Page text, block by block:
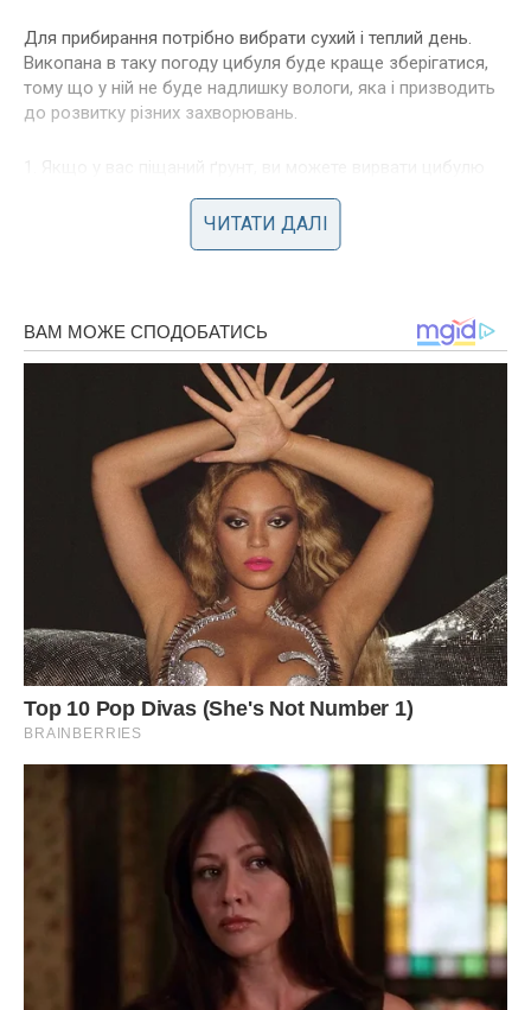
Для прибирання потрібно вибрати сухий і теплий день.
Викопана в таку погоду цибуля буде краще зберігатися,
тому що у ній не буде надлишку вологи, яка і призводить
до розвитку різних захворювань.
глинистим ґрунтом краще використовувати вила.
2. Покладіть цибулю в один шар і залиште на грядці до
вечора. Збирання врожаю краще починати вранці, тоді за
день цибуля встигне добре підсохнути на сонці.
Увечері руками обтрусіть з цибулин землю і перенесіть на
ЧИТАТИ ДАЛІ